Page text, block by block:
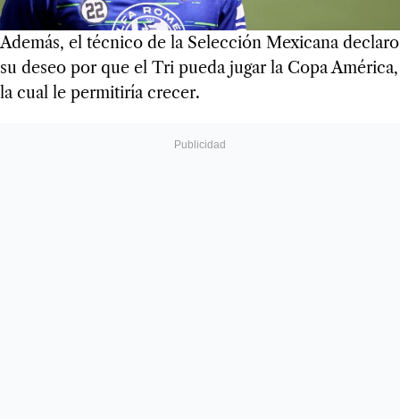
Además, el técnico de la Selección Mexicana declaro
su deseo por que el Tri pueda jugar la Copa América,
la cual le permitiría crecer.